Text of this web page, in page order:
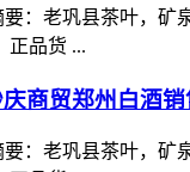
要：老巩县茶叶，
正品货 ...
商贸郑州白酒销
要：老巩县茶叶，